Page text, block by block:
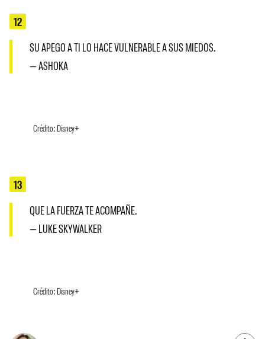
12
SU APEGO A TI LO HACE VULNERABLE A SUS MIEDOS.
— ASHOKA
Crédito: Disney+
13
QUE LA FUERZA TE ACOMPAÑE.
— LUKE SKYWALKER
Crédito: Disney+